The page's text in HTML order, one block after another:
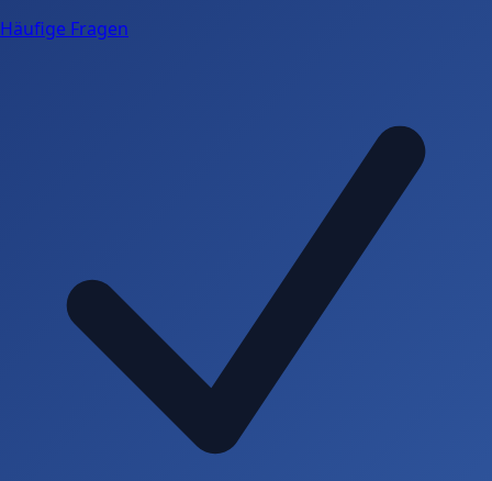
Häufige Fragen